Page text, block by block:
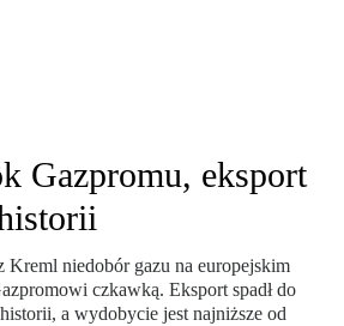
Gazpromu, eksport
Kreml niedobór gazu na europejskim
czkawką. Eksport spadł do
a wydobycie jest najniższe od